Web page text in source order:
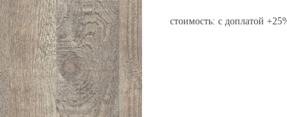
стоимость: с доплатой